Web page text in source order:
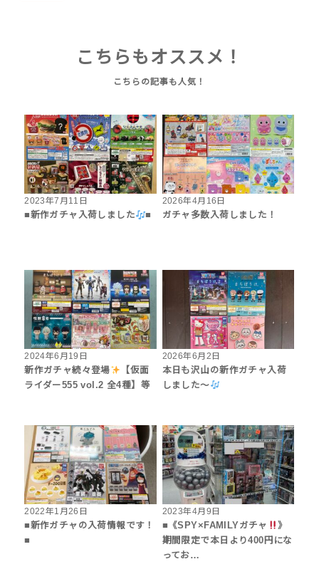
こちらもオススメ！
2023年7月11日
■新作ガチャ入荷しました
■
2026年4月16日
ガチャ多数入荷しました！
2024年6月19日
新作ガチャ続々登場
【仮面
ライダー555 vol.2 全4種】等
2026年6月2日
本日も沢山の新作ガチャ入荷
しました〜
2022年1月26日
■新作ガチャの入荷情報です！
■
2023年4月9日
■《SPY×FAMILYガチャ
》
期間限定で本日より400円にな
ってお…